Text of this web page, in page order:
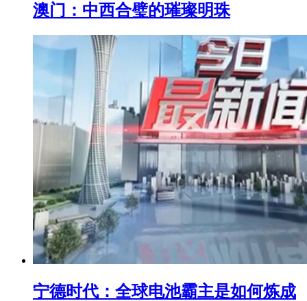
澳门：中西合璧的璀璨明珠
宁德时代：全球电池霸主是如何炼成